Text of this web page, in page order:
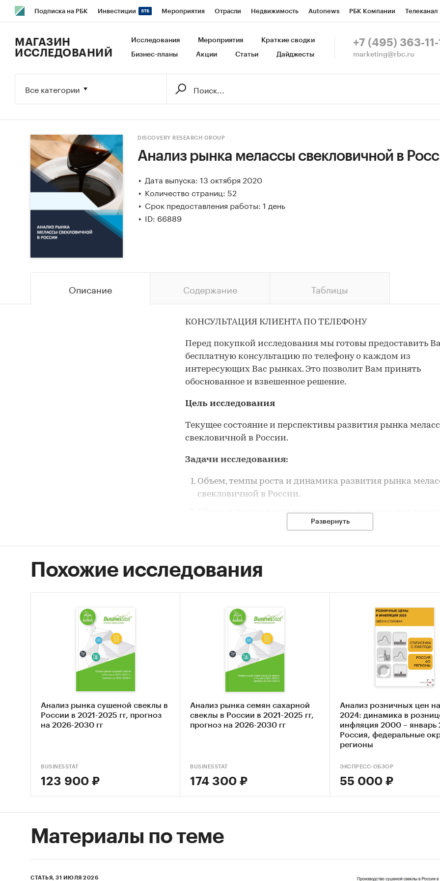
Подписка на РБК Инвестиции Мероприятия Отрасли Недвижимость Autonews РБК Компании Телеканал
Исследования Кредитные рейтинги Франшизы Газета Спецпроекты СПб Конференции СПб Спецпроекты
МАГАЗИН
ИССЛЕДОВАНИЙ
Исследования Мероприятия Краткие сводки
Бизнес-планы Акции Статьи Дайджесты
+7 (495) 363-11-
marketing@rbc.ru
Все категории
DISCOVERY RESEARCH GROUP
Анализ рынка мелассы свекловичной в
Дата выпуска: 13 октября 2020
Количество страниц: 52
Срок предоставления работы: 1 день
ID: 66889
Описание Содержание Таблицы
КОНСУЛЬТАЦИЯ КЛИЕНТА ПО ТЕЛЕФОНУ
Перед покупкой исследования мы готовы предоставить
бесплатную консультацию по телефону о каждом из
интересующих Вас рынках. Это позволит Вам принять
обоснованное и взвешенное решение.
Цель исследования
Текущее состояние и перспективы развития рынка
свекловичной в России.
Задачи исследования:
Объем, темпы роста и динамика развития рынка
свекловичной в России.
Объем и темпы роста производства мелассы
Сегменты рынка мелассы свекловичной в России.
Уровень цен на рынке мелассы свекловичной в России.
Рыночные доли основных участников на рынке мелассы
свекловичной в России.
Конкурентная ситуация на рынке мелассы
России.
Основные события, тенденции и перспективы развития
мелассы свекловичной в России.
Объект исследования
Рынок мелассы свекловичной в России.
Основным методом сбора данных является мониторинг
документов.
называемые (1) Традиционный (качественный) контент-
анализ с применением пакетов программ, к которым
Развернуть
Похожие исследования
Анализ рынка сушеной свеклы в
России в 2021-2025 гг, прогноз
на 2026-2030 гг
BUSINESSTAT
123 900 ₽
Анализ рынка семян сахарной
свеклы в России в 2021-2025 гг,
прогноз на 2026-2030 гг
BUSINESSTAT
174 300 ₽
Анализ розничных цен
2024: динамика в
инфляция 2000 – январь
Россия, федеральные
регионы
ЭКСПРЕСС-ОБЗОР
55 000 ₽
Материалы по теме
СТАТЬЯ, 31 ИЮЛЯ 2026